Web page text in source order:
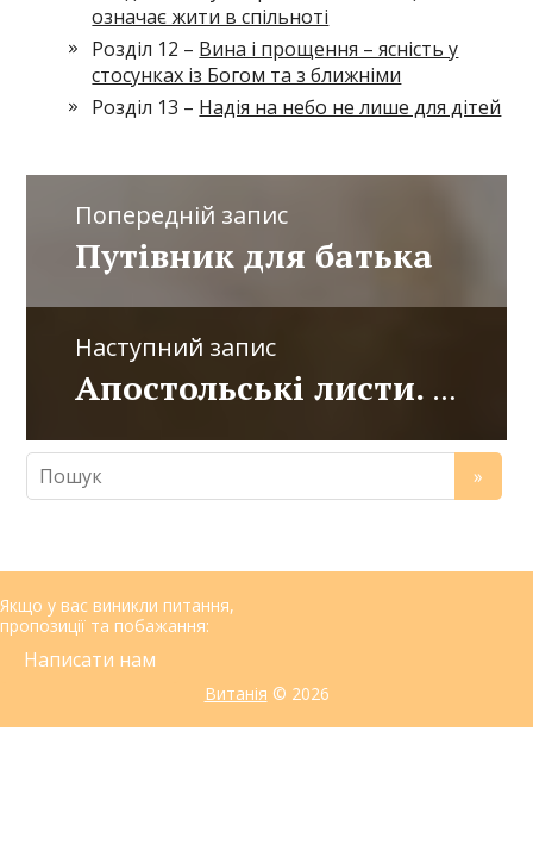
означає жити в спільноті
Розділ 12 – Вина і прощення – ясність у
стосунках із Богом та з ближніми
Розділ 13 – Надія на небо не лише для дітей
Попередній запис
Путівник для батька
Наступний запис
Апостольські листи. Популярний коментар
Якщо у вас виникли питання,
пропозиції та побажання:
Написати нам
Витанія © 2026